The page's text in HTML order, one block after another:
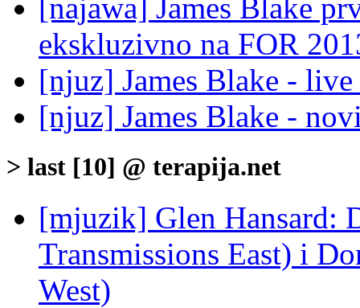
[najawa] James Blake
ekskluzivno na FOR
[njuz] James Blake -
[njuz] James Blake -
> last [10] @ terapija.net
[mjuzik] Glen Hansard:
Transmissions East) i
West)